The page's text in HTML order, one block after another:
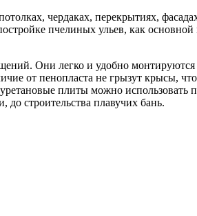
чердаках, перекрытиях,
пчелиных ульев, как
Они легко и удобно монтируются
от пенопласта не грызут крысы,
плиты можно
строительства плавучих бань.